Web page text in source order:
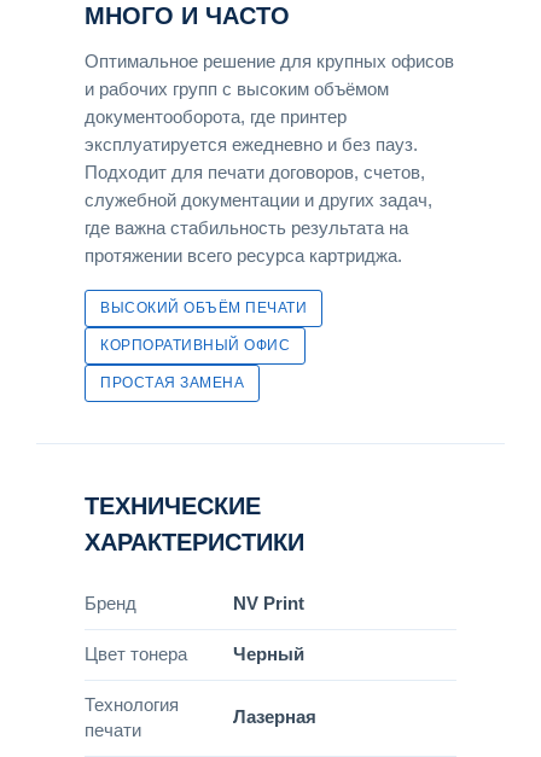
МНОГО И ЧАСТО
Оптимальное решение для крупных офисов
и рабочих групп с высоким объёмом
документооборота, где принтер
эксплуатируется ежедневно и без пауз.
Подходит для печати договоров, счетов,
служебной документации и других задач,
где важна стабильность результата на
протяжении всего ресурса картриджа.
ВЫСОКИЙ ОБЪЁМ ПЕЧАТИ
КОРПОРАТИВНЫЙ ОФИС
ПРОСТАЯ ЗАМЕНА
ТЕХНИЧЕСКИЕ
ХАРАКТЕРИСТИКИ
Бренд NV Print
Цвет тонера Черный
Технология
печати
Лазерная